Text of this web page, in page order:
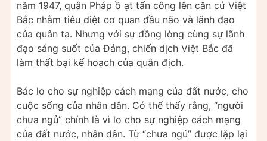
năm 1947, quân Pháp ồ ạt tấn công lên căn cứ Việt
Bắc nhằm tiêu diệt cơ quan đầu não và lãnh đạo
của quân ta. Nhưng với sự đồng lòng cùng sự lãnh
đạo sáng suốt của Đảng, chiến dịch Việt Bắc đã
làm thất bại kế hoạch của quân địch.
Bác lo cho sự nghiệp cách mạng của đất nước, cho
cuộc sống của nhân dân. Có thể thấy rằng, “người
chưa ngủ” chính là vì lo cho sự nghiệp cách mạng
của đất nước, nhân dân. Từ “chưa ngủ” được lặp lại